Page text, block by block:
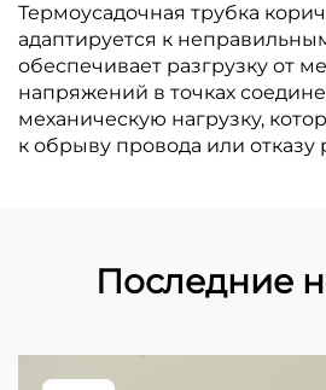
Термоусадочная трубка
адаптируется к
обеспечивает разгрузку от
напряжений в точках
механическую нагрузку,
к обрыву провода или отказу
Последние